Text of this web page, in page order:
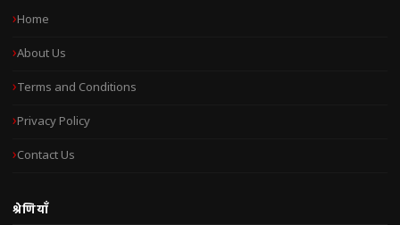
Home
About Us
Terms and Conditions
Privacy Policy
Contact Us
श्रेणियाँ